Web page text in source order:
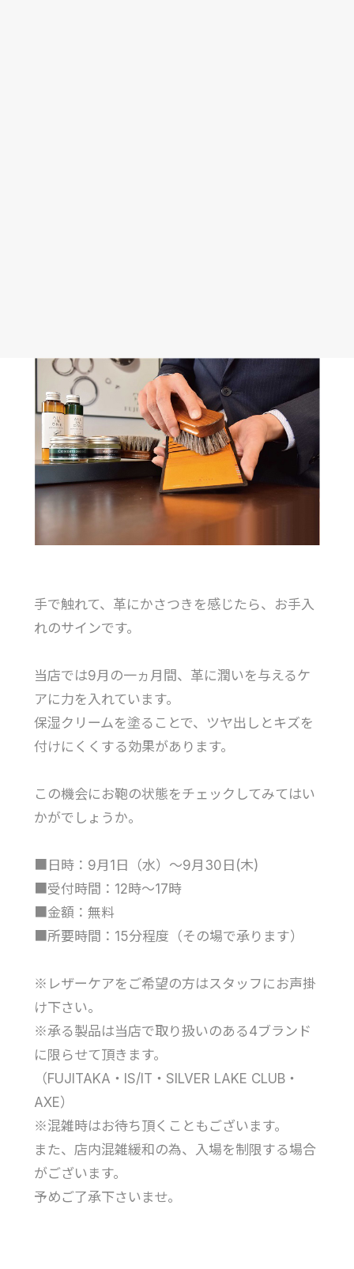
手で触れて、革にかさつきを感じたら、お手入
れのサインです。
当店では9月の一ヵ月間、革に潤いを与えるケ
アに力を入れています。
保湿クリームを塗ることで、ツヤ出しとキズを
付けにくくする効果があります。
この機会にお鞄の状態をチェックしてみてはい
かがでしょうか。
■日時：9月1日（水）～9月30日(木)
■受付時間：12時～17時
■金額：無料
■所要時間：15分程度（その場で承ります）
※レザーケアをご希望の方はスタッフにお声掛
け下さい。
※承る製品は当店で取り扱いのある4ブランド
に限らせて頂きます。
（FUJITAKA・IS/IT・SILVER LAKE CLUB・
AXE）
※混雑時はお待ち頂くこともございます。
また、店内混雑緩和の為、入場を制限する場合
がございます。
予めご了承下さいませ。